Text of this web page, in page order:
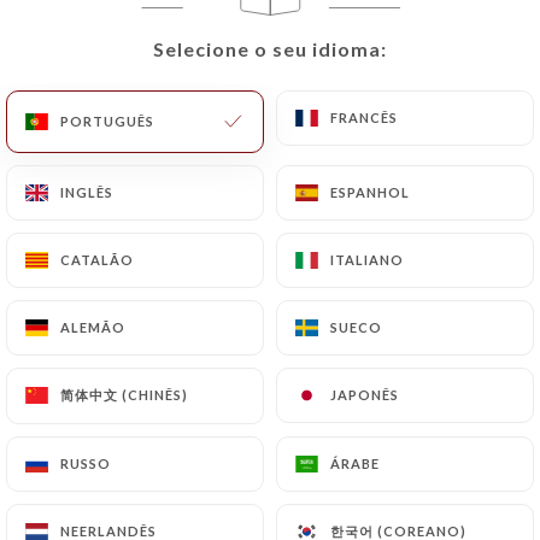
Selecione o seu idioma:
PORTUGUÊS FRANCÊS
INGLÊS ESPANHOL
CATALÃO ITALIANO
ALEMÃO SUECO
简体中文 (CHINÊS) JAPONÊS
RUSSO ÁRABE
NEERLANDÊS 한국어 (COREANO)
Selecione o seu idioma:
PORTUGUÊS FRANCÊS
INGLÊS ESPANHOL
CATALÃO ITALIANO
ALEMÃO SUECO
简体中文 (CHINÊS) JAPONÊS
RUSSO ÁRABE
NEERLANDÊS 한국어 (COREANO)